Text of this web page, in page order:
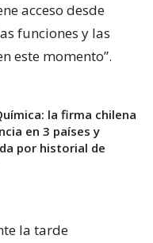
acceso desde
funciones y las
este momento”.
la firma chilena
en 3 países y
por historial de
la tarde